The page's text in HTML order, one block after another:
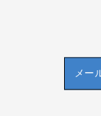
メー